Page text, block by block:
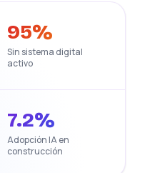
95%
Sin sistema digital
activo
7.2%
Adopción IA en
construcción